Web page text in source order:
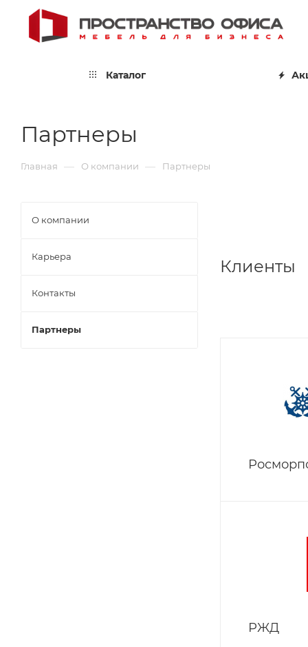
Каталог
Партнеры
Главная — О компании — Партнеры
Клиенты
РЖД
О компании
Карьера
Контакты
Партнеры